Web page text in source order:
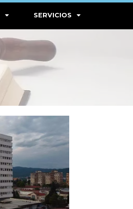
SERVICIOS